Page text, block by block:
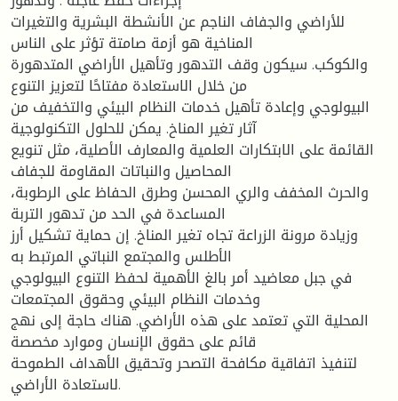
للأراضي والجفاف الناجم عن الأنشطة البشرية والتغيرات
المناخية هو أزمة صامتة تؤثر على الناس
والكوكب. سيكون وقف التدهور وتأهيل الأراضي المتدهورة
من خلال الاستعادة مفتاحًا لتعزيز التنوع
البيولوجي وإعادة تأهيل خدمات النظام البيئي والتخفيف من
آثار تغير المناخ. يمكن للحلول التكنولوجية
القائمة على الابتكارات العلمية والمعارف الأصلية، مثل تنويع
المحاصيل والنباتات المقاومة للجفاف
والحرث المخفف والري المحسن وطرق الحفاظ على الرطوبة،
المساعدة في الحد من تدهور التربة
وزيادة مرونة الزراعة تجاه تغير المناخ. إن حماية تشكيل أرز
الأطلس والمجتمع النباتي المرتبط به
في جبل معاضيد أمر بالغ الأهمية لحفظ التنوع البيولوجي
وخدمات النظام البيئي وحقوق المجتمعات
المحلية التي تعتمد على هذه الأراضي. هناك حاجة إلى نهج
قائم على حقوق الإنسان وموارد مخصصة
لتنفيذ اتفاقية مكافحة التصحر وتحقيق الأهداف الطموحة
لاستعادة الأراضي.